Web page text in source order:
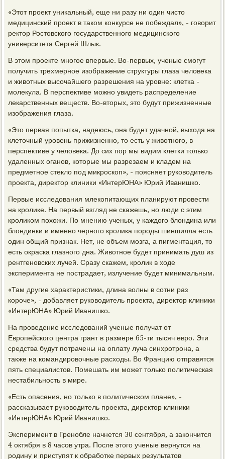
«Этот проект уникальный, еще ни разу ни один чисто
медицинский проект в таком конкурсе не побеждал», - говорит
ректор Ростовского государственного медицинского
университета Сергей Шлык.
В этом проекте многое впервые. Во-первых, ученые смогут
получить трехмерное изображение структуры глаза человека
и животных высочайшего разрешения на уровне: клетка -
молекула. В перспективе можно увидеть распределение
лекарственных веществ. Во-вторых, это будут прижизненные
изображения глаза.
«Это первая попытка, надеюсь, она будет удачной, выхода на
клеточный уровень прижизненно, то есть у животного, в
перспективе у человека. До сих пор мы видим клетки только
удаленных оганов, которые мы разрезаем и кладем на
предметное стекло под микроскоп», - поясняет руководитель
проекта, директор клиники «ИнтерЮНА» Юрий Иванишко.
Первые исследования млекопитающих планируют провести
на кролике. На первый взгляд не скажешь, но люди с этим
кроликом похожи. По мнению ученых, у каждого блондина или
блондинки и именно черного кролика породы шиншилла есть
один общий признак. Нет, не объем мозга, а пигментация, то
есть окраска глазного дна. Животное будет принимать душ из
рентгеновских лучей. Сразу скажем, кролик в ходе
эксперимента не пострадает, излучение будет минимальным.
«Там другие характеристики, длина волны в сотни раз
короче», - добавляет руководитель проекта, директор клиники
«ИнтерЮНА» Юрий Иванишко.
На проведение исследований ученые получат от
Европейского центра грант в размере 65-ти тысяч евро. Эти
средства будут потрачены на оплату луча синхротрона, а
также на командировочные расходы. Во Францию отправятся
пять специалистов. Помешать им может только политическая
нестабильность в мире.
«Есть опасения, но только в политическом плане», -
рассказывает руководитель проекта, директор клиники
«ИнтерЮНА» Юрий Иванишко.
Эксперимент в Гренобле начнется 30 сентября, а закончится
4 октября в 8 часов утра. После этого ученые вернутся на
родину и приступят к обработке первых результатов